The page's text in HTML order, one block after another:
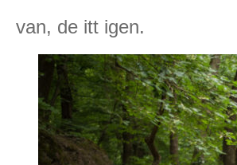
van, de itt igen.